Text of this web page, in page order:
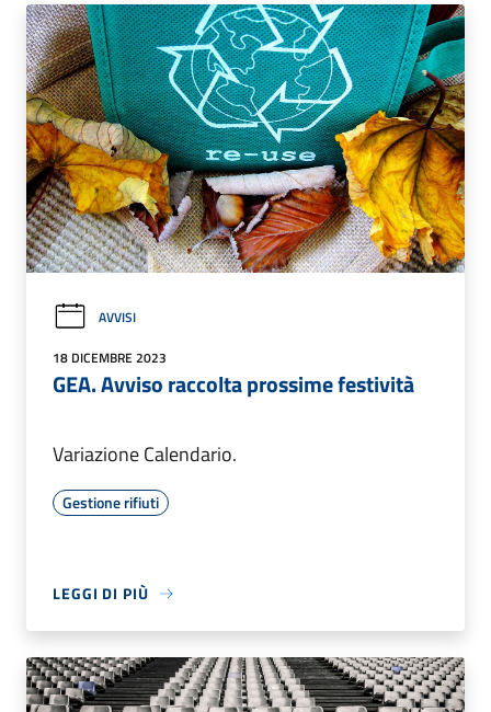
AVVISI
18 DICEMBRE 2023
GEA. Avviso raccolta prossime festività
Variazione Calendario.
Gestione rifiuti
LEGGI DI PIÙ